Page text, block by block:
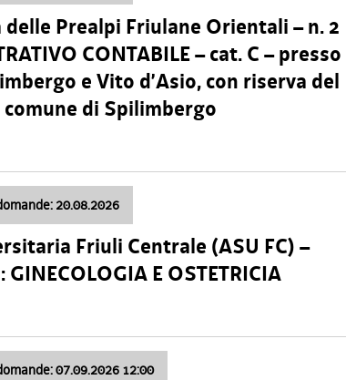
Prealpi Friulane Orientali – n. 2
CONTABILE – cat. C – presso
e Vito d’Asio, con riserva del
di Spilimbergo
20.08.2026
Friuli Centrale (ASU FC) –
E OSTETRICIA
07.09.2026 12:00